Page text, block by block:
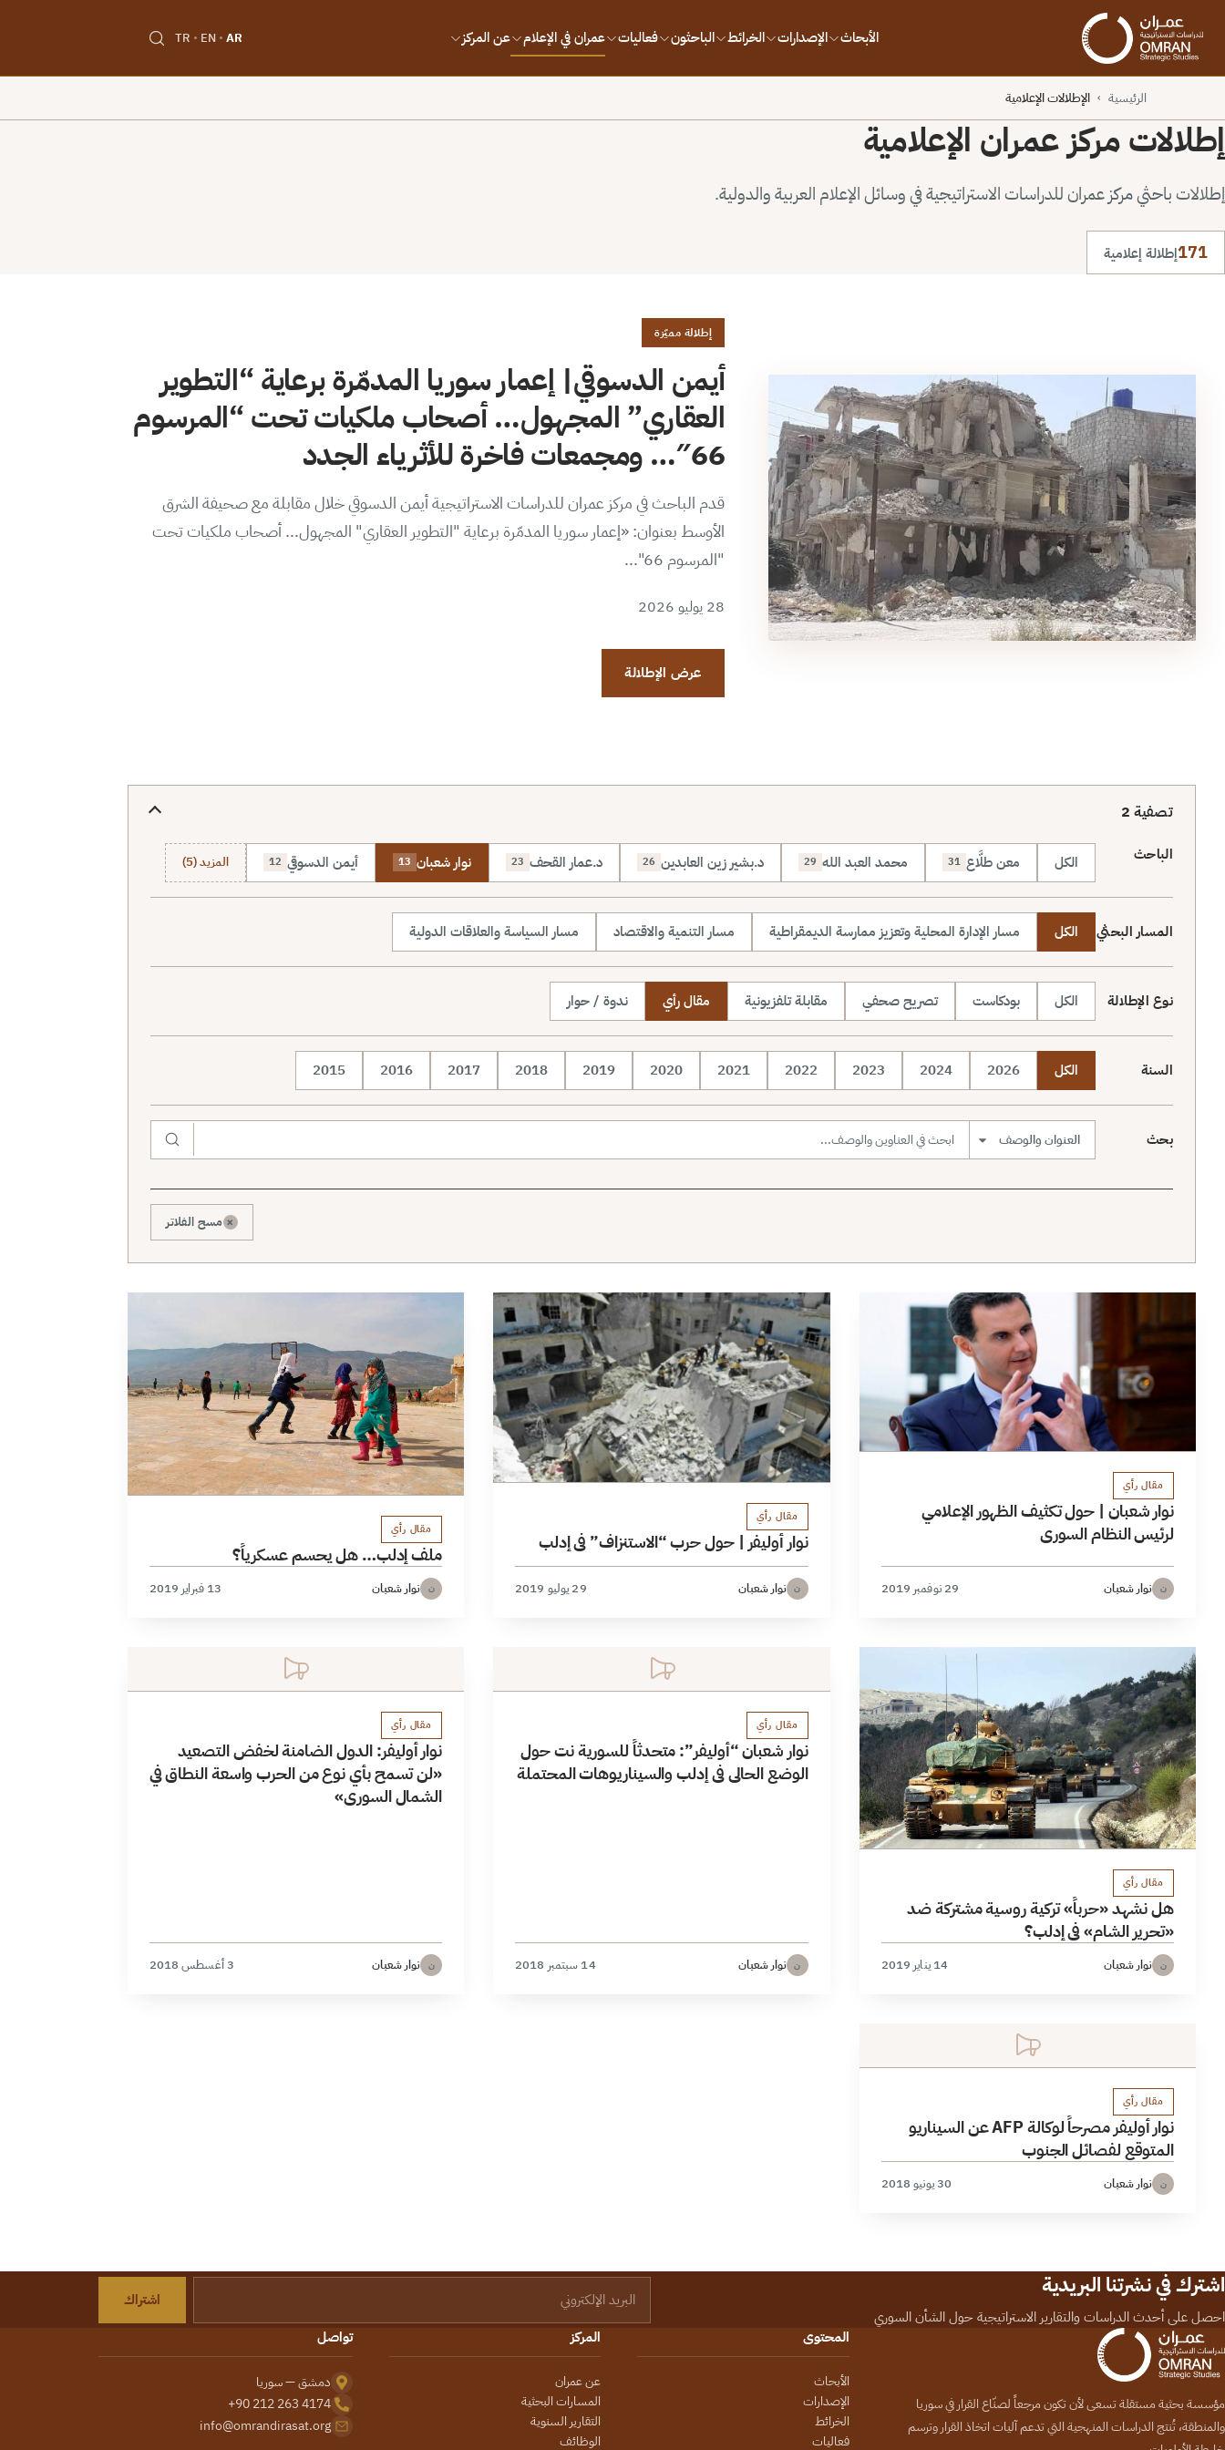
الأبحاث الإصدارات الخرائط الباحثون فعاليات عمران في الإعلام عن المركز AR
EN
TR
الرئيسية › الإطلالات الإعلامية
إطلالات مركز عمران الإعلامية
إطلالات باحثي مركز عمران للدراسات الاستراتيجية في وسائل الإعلام العربية والدولية.
171إطلالة إعلامية
إطلالة مميّزة
أيمن الدسوقي| إعمار سوريا المدمّرة برعاية “التطوير
العقاري” المجهول… أصحاب ملكيات تحت “المرسوم
66″… ومجمعات فاخرة للأثرياء الجدد
قدم الباحث في مركز عمران للدراسات الاستراتيجية أيمن الدسوقي خلال مقابلة مع صحيفة الشرق
الأوسط بعنوان: «إعمار سوريا المدمّرة برعاية "التطوير العقاري" المجهول... أصحاب ملكيات تحت
"المرسوم 66"...
28 يوليو 2026
عرض الإطلالة
تصفية 2
الباحث الكل معن طلَّاع 31 محمد العبد الله 29 د.بشير زين العابدين 26 د.عمار القحف 23 نوار شعبان 13 أيمن الدسوقي 12 المزيد (5)
المسار البحثي الكل مسار الإدارة المحلية وتعزيز ممارسة الديمقراطية مسار التنمية والاقتصاد مسار السياسة والعلاقات الدولية
نوع الإطلالة الكل بودكاست تصريح صحفي مقابلة تلفزيونية مقال رأي ندوة / حوار
السنة الكل 2026
2024
2023
2022
2021
2020
2019
2018
2017
2016
2015
بحث نطاق البحث
× مسح الفلاتر
مقال رأي
نوار شعبان | حول تكثيف الظهور الإعلامي
لرئيس النظام السوري
ن نوار شعبان 29 نوفمبر 2019
مقال رأي
نوار أوليفر | حول حرب “الاستنزاف” في إدلب
ن نوار شعبان 29 يوليو 2019
مقال رأي
ملف إدلب… هل يحسم عسكرياً؟
ن نوار شعبان 13 فبراير 2019
مقال رأي
هل نشهد «حرباً» تركية روسية مشتركة ضد
«تحرير الشام» في إدلب؟
ن نوار شعبان 14 يناير 2019
مقال رأي
نوار شعبان “أوليفر”: متحدثاً للسورية نت حول
الوضع الحالي في إدلب والسيناريوهات المحتملة
ن نوار شعبان 14 سبتمبر 2018
مقال رأي
نوار أوليفر: الدول الضامنة لخفض التصعيد
«لن تسمح بأي نوع من الحرب واسعة النطاق في
الشمال السوري»
ن نوار شعبان 3 أغسطس 2018
مقال رأي
نوار أوليفر مصرحاً لوكالة AFP عن السيناريو
المتوقع لفصائل الجنوب
ن نوار شعبان 30 يونيو 2018
اشترك في نشرتنا البريدية
احصل على أحدث الدراسات والتقارير الاستراتيجية حول الشأن السوري
اشتراك
مؤسسة بحثية مستقلة تسعى لأن تكون مرجعاً لصنّاع القرار في سوريا
والمنطقة، تُنتج الدراسات المنهجية التي تدعم آليات اتخاذ القرار وترسم
المحتوى
الأبحاث
الإصدارات
الخرائط
فعاليات
المركز
عن عمران
المسارات البحثية
التقارير السنوية
الوظائف
تواصل
دمشق — سوريا
+90 212 263 4174
info@omrandirasat.org